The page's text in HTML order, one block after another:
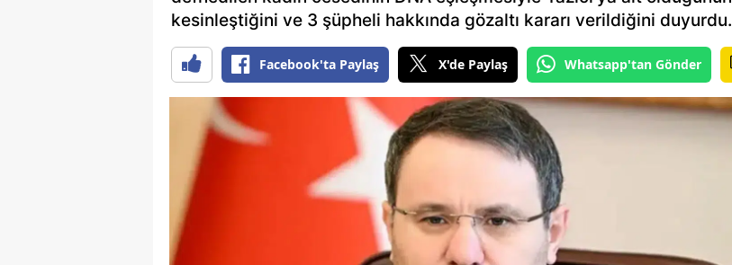
kesinleştiğini ve 3 şüpheli hakkında gözaltı kararı verildiğini duyurdu.
Facebook'ta Paylaş X'de Paylaş Whatsapp'tan Gönder